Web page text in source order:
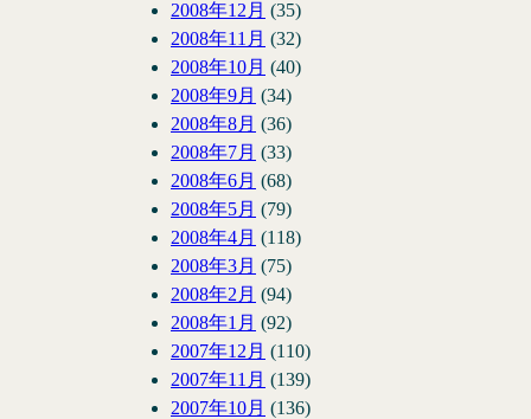
2008年12月 (35)
2008年11月 (32)
2008年10月 (40)
2008年9月 (34)
2008年8月 (36)
2008年7月 (33)
2008年6月 (68)
2008年5月 (79)
2008年4月 (118)
2008年3月 (75)
2008年2月 (94)
2008年1月 (92)
2007年12月 (110)
2007年11月 (139)
2007年10月 (136)